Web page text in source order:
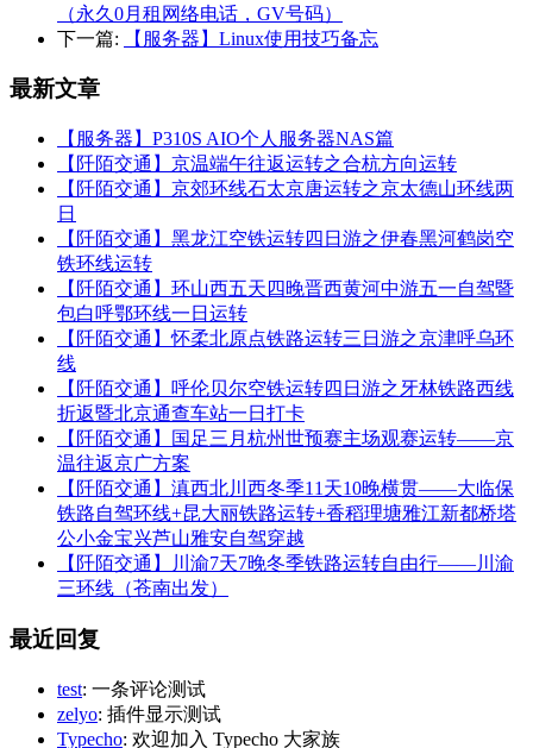
（永久0月租网络电话，GV号码）
下一篇:
【服务器】Linux使用技巧备忘
最新文章
【服务器】P310S AIO个人服务器NAS篇
【阡陌交通】京温端午往返运转之合杭方向运转
【阡陌交通】京郊环线石太京唐运转之京太德山环线两
日
【阡陌交通】黑龙江空铁运转四日游之伊春黑河鹤岗空
铁环线运转
【阡陌交通】环山西五天四晚晋西黄河中游五一自驾暨
包白呼鄂环线一日运转
【阡陌交通】怀柔北原点铁路运转三日游之京津呼乌环
线
【阡陌交通】呼伦贝尔空铁运转四日游之牙林铁路西线
折返暨北京通查车站一日打卡
【阡陌交通】国足三月杭州世预赛主场观赛运转——京
温往返京广方案
【阡陌交通】滇西北川西冬季11天10晚横贯——大临保
铁路自驾环线+昆大丽铁路运转+香稻理塘雅江新都桥塔
公小金宝兴芦山雅安自驾穿越
【阡陌交通】川渝7天7晚冬季铁路运转自由行——川渝
三环线（苍南出发）
最近回复
test: 一条评论测试
zelyo: 插件显示测试
Typecho: 欢迎加入 Typecho 大家族